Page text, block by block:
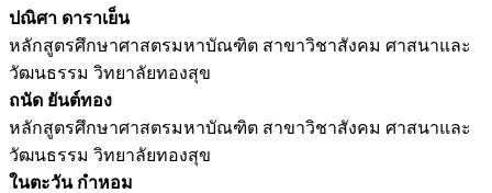
ปณิศา ดาราเย็น
หลักสูตรศึกษาศาสตรมหาบัณฑิต สาขาวิชาสังคม ศาสนาและ
วัฒนธรรม วิทยาลัยทองสุข
ถนัด ยันต์ทอง
หลักสูตรศึกษาศาสตรมหาบัณฑิต สาขาวิชาสังคม ศาสนาและ
วัฒนธรรม วิทยาลัยทองสุข
ในตะวัน กำหอม